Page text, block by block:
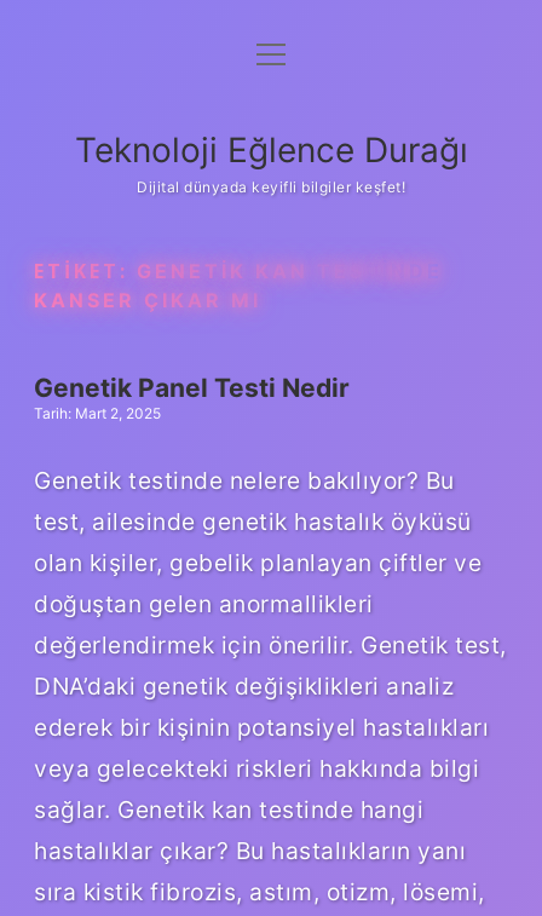
Anasayfa
Yasal Uyarı
menüyü
Teknoloji Eğlence Durağı
Dijital dünyada keyifli bilgiler keşfet!
ETIKET: GENETIK KAN TESTINDE
KANSER ÇIKAR MI
Genetik Panel Testi Nedir
Tarih: Mart 2, 2025
Genetik testinde nelere bakılıyor? Bu
test, ailesinde genetik hastalık öyküsü
olan kişiler, gebelik planlayan çiftler ve
doğuştan gelen anormallikleri
değerlendirmek için önerilir. Genetik test,
DNA’daki genetik değişiklikleri analiz
ederek bir kişinin potansiyel hastalıkları
veya gelecekteki riskleri hakkında bilgi
sağlar. Genetik kan testinde hangi
hastalıklar çıkar? Bu hastalıkların yanı
sıra kistik fibrozis, astım, otizm, lösemi,